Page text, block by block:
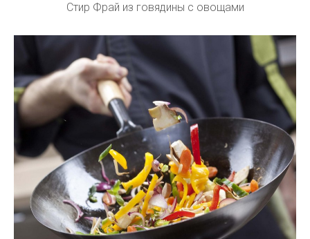
Стир Фрай из говядины с овощами